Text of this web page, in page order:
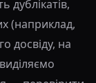
дублікатів,
(наприклад,
досвіду, на